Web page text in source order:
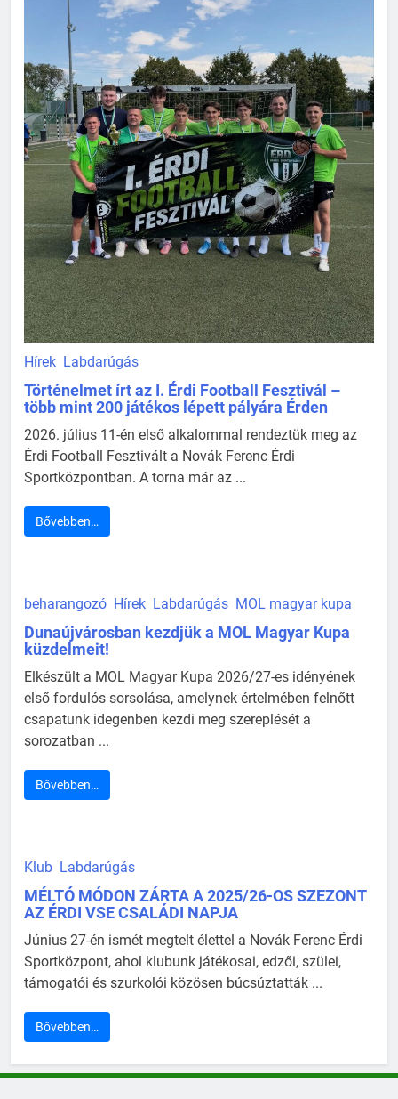
Hírek Labdarúgás
Történelmet írt az I. Érdi Football Fesztivál –
több mint 200 játékos lépett pályára Érden
2026. július 11-én első alkalommal rendeztük meg az
Érdi Football Fesztivált a Novák Ferenc Érdi
Sportközpontban. A torna már az ...
Bővebben…
beharangozó Hírek Labdarúgás MOL magyar kupa
Dunaújvárosban kezdjük a MOL Magyar Kupa
küzdelmeit!
Elkészült a MOL Magyar Kupa 2026/27-es idényének
első fordulós sorsolása, amelynek értelmében felnőtt
csapatunk idegenben kezdi meg szereplését a
sorozatban ...
Bővebben…
Klub Labdarúgás
MÉLTÓ MÓDON ZÁRTA A 2025/26-OS SZEZONT
AZ ÉRDI VSE CSALÁDI NAPJA
Június 27-én ismét megtelt élettel a Novák Ferenc Érdi
Sportközpont, ahol klubunk játékosai, edzői, szülei,
támogatói és szurkolói közösen búcsúztatták ...
Bővebben…